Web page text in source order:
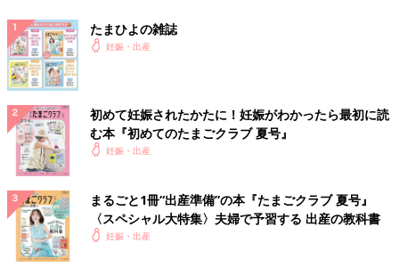
の時点で子宮口全開まであと少し。産道に麻酔を打ってもらう。
10:10
子宮口全開大！赤ちゃんを取り上げる助産師さんの到着を待つた
る感覚が強いものの、痛みは呼吸で耐えられる程度。
助産師さん到着後、数回いきむ。
10:30
会陰を少し切開→爆誕。
硬膜外麻酔を足し、会陰縫合。出血量は少量。
そのあとはLDRで2時間横になり...問題なかったので上体起こし
たまひよの雑誌
妊娠・出産
初めて妊娠されたかたに！妊娠がわかったら最初に読
む本『初めてのたまごクラブ 夏号』
妊娠・出産
まるごと1冊“出産準備”の本『たまごクラブ 夏号』
〈スペシャル大特集〉夫婦で予習する 出産の教科書
妊娠・出産